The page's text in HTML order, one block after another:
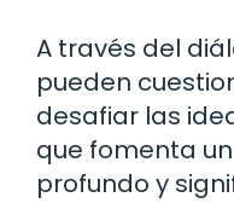
A través del
pueden
desafiar las
que fomenta
profundo y